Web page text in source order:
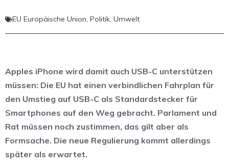
EU Europäische Union, Politik, Umwelt
Apples iPhone wird damit auch USB-C unterstützen
müssen: Die EU hat einen verbindlichen Fahrplan für
den Umstieg auf USB-C als Standardstecker für
Smartphones auf den Weg gebracht. Parlament und
Rat müssen noch zustimmen, das gilt aber als
Formsache. Die neue Regulierung kommt allerdings
später als erwartet.